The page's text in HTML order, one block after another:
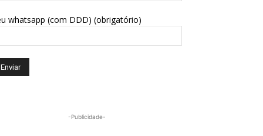
whatsapp (com DDD) (obrigatório)
-Publicidade-